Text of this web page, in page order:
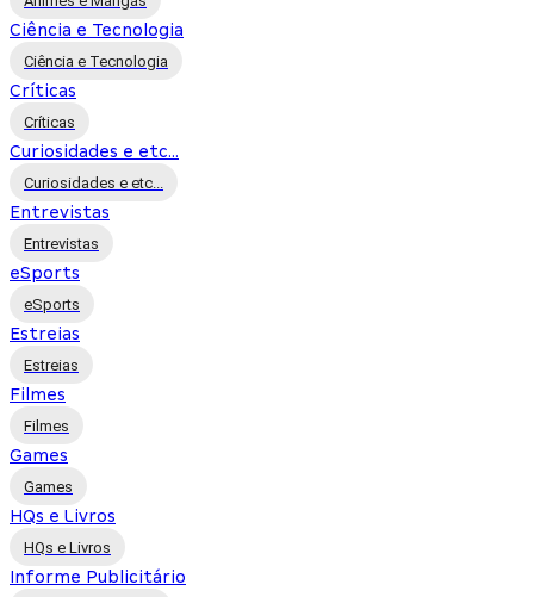
Ciência e Tecnologia
Ciência e Tecnologia
Críticas
Críticas
Curiosidades e etc...
Curiosidades e etc...
Entrevistas
Entrevistas
eSports
eSports
Estreias
Estreias
Filmes
Filmes
Games
Games
HQs e Livros
HQs e Livros
Informe Publicitário